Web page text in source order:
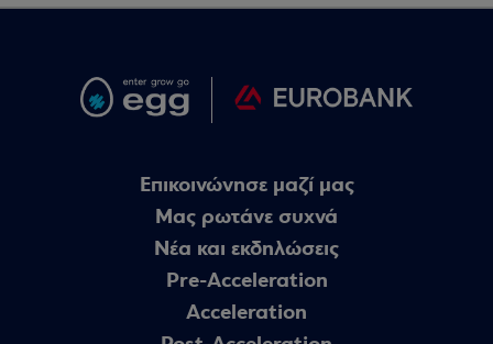
Επικοινώνησε μαζί μας
Μας ρωτάνε συχνά
Nέα και εκδηλώσεις
Pre-Acceleration
Acceleration